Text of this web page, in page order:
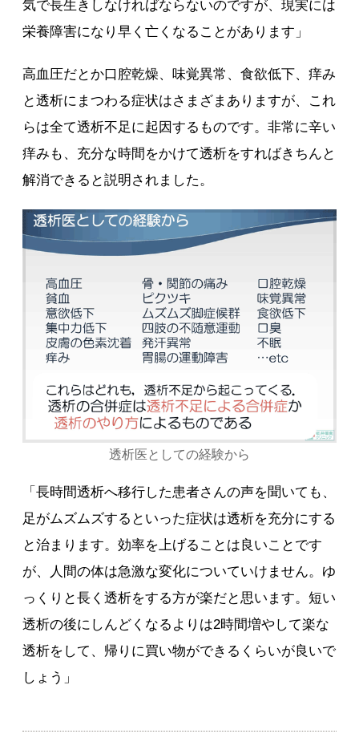
気で長生きしなければならないのですが、現実には
栄養障害になり早く亡くなることがあります」
高血圧だとか口腔乾燥、味覚異常、食欲低下、痒み
と透析にまつわる症状はさまざまありますが、これ
らは全て透析不足に起因するものです。非常に辛い
痒みも、充分な時間をかけて透析をすればきちんと
解消できると説明されました。
透析医としての経験から
「長時間透析へ移行した患者さんの声を聞いても、
足がムズムズするといった症状は透析を充分にする
と治まります。効率を上げることは良いことです
が、人間の体は急激な変化についていけません。ゆ
っくりと長く透析をする方が楽だと思います。短い
透析の後にしんどくなるよりは2時間増やして楽な
透析をして、帰りに買い物ができるくらいが良いで
しょう」